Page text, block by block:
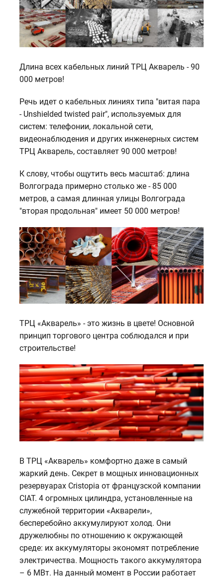
Длина всех кабельных линий ТРЦ Акварель - 90
000 метров!
Речь идет о кабельных линиях типа "витая пара
- Unshielded twisted pair", используемых для
систем: телефонии, локальной сети,
видеонаблюдения и других инженерных систем
ТРЦ Акварель, составляет 90 000 метров!
К слову, чтобы ощутить весь масштаб: длина
Волгограда примерно столько же - 85 000
метров, а самая длинная улицы Волгограда
"вторая продольная" имеет 50 000 метров!
ТРЦ «Акварель» - это жизнь в цвете! Основной
принцип торгового центра соблюдался и при
строительстве!
В ТРЦ «Акварель» комфортно даже в самый
жаркий день. Секрет в мощных инновационных
резервуарах Cristopia от французской компании
CIAT. 4 огромных цилиндра, установленные на
служебной территории «Акварели»,
бесперебойно аккумулируют холод. Они
дружелюбны по отношению к окружающей
среде: их аккумуляторы экономят потребление
электричества. Мощность такого аккумулятора
– 6 МВт. На данный момент в России работает